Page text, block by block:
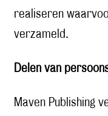
realiseren
verzameld.
Delen van
Maven Publishing